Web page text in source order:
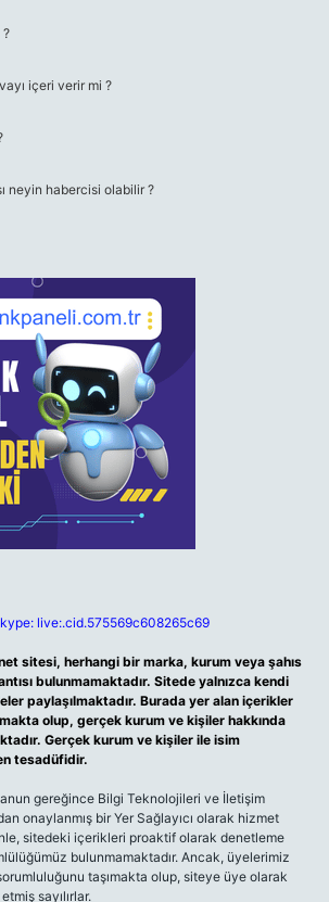
?
içeri verir mi ?
neyin habercisi olabilir ?
live:.cid.575569c608265c69
sitesi, herhangi bir marka, kurum veya şahıs
bulunmamaktadır. Sitede yalnızca kendi
paylaşılmaktadır. Burada yer alan içerikler
olup, gerçek kurum ve kişiler hakkında
Gerçek kurum ve kişiler ile isim
tesadüfidir.
gereğince Bilgi Teknolojileri ve İletişim
onaylanmış bir Yer Sağlayıcı olarak hizmet
sitedeki içerikleri proaktif olarak denetleme
bulunmamaktadır. Ancak, üyelerimiz
taşımakta olup, siteye üye olarak
sayılırlar.